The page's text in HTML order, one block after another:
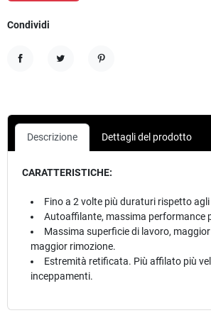
Condividi
Descrizione Dettagli del prodotto
CARATTERISTICHE:
Fino a 2 volte più duraturi rispetto
Autoaffilante, massima performance
Massima superficie di lavoro,
maggior rimozione.
Estremità retificata. Più affilato più
inceppamenti.